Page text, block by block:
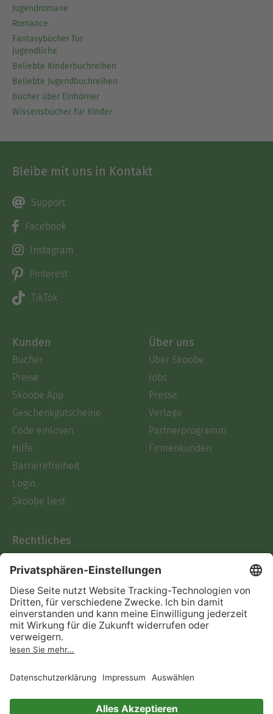
Jugendromane
Romance
Fantasybücher für
Jugendliche
Beliebte Kinderbuchreihen
Beliebte Jugendbuchreihen
Bücher über Einhörner
Wissensbücher für Kinder
Bleibe mit uns in Kontakt
Support
Facebook
Instagram
Pinterest
TikTok
Kunden
Bücher
Preise
Skoobe App
Geschenkgutscheine
Code einlösen
Hilfe
Barrierefreiheit
Login
Skoobe liest
Über uns
Über Skoobe
Jobs
Presse
Verlage
Partnerprogramm
Firmenkunden
Rechtliches
AGB
Informationen nach Data
Act
Verträge hier kündigen
Impressum